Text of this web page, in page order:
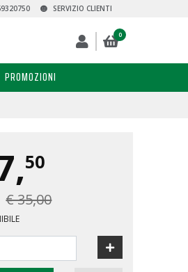
SERVIZIO CLIENTI
0
PROMOZIONI
50
€ 35,00